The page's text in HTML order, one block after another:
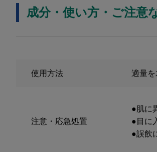
成分・使い方・ご注意
使用方法 適量
注意・応急処置
●肌に
●目に
●誤飲